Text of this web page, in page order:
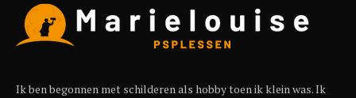
Ik ben begonnen met schilderen als hobby toen ik klein was. Ik